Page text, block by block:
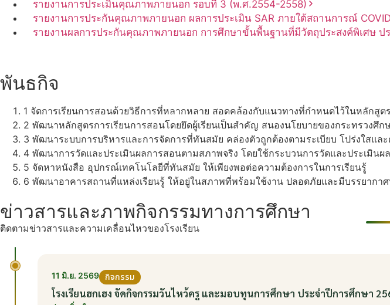
รายงานการประเมินคุณภาพภายนอก รอบ⁠ที่ 3 (พ.ศ.2554-2558)
รายงานการประกันคุณภาพภายนอก ผลการประเมิน SAR ภายใต้สถานการณ์
รายงานผลการประกันคุณภาพภายนอก การศึกษาขั้นพื้นฐานที่มีวัตถุประสงค์พิเศษ ป
พันธกิจ
1 จัดการเรียนการสอนด้วยวิธีการที่หลากหลาย สอดคล้องกับแนวทางที่กำหนดไว้ในหลักสูตร
2 พัฒนาหลักสูตรการเรียนการสอนโดยยึดผู้เรียนเป็นสำคัญ สนองนโยบายของกระทรวง
3 พัฒนาระบบการบริหารและการจัดการที่ทันสมัย คล่องตัวถูกต้องตามระเบียบ โปร่งใสแล
4 พัฒนาการวัดและประเมินผลการสอนตามสภาพจริง โดยใช้กระบวนการวัดและประเมินผ
5 จัดหาหนังสือ อุปกรณ์เทคโนโลยีที่ทันสมัย ให้เพียงพอต่อความต้องการในการเรียนรู้
6 พัฒนาอาคารสถานที่แหล่งเรียนรู้ ให้อยู่ในสภาพที่พร้อมใช้งาน ปลอดภัยและมีบรรยากาศ
ข่าวสารและภาพกิจกรรมทางการศึกษา
ติดตามข่าวสารและความเคลื่อนไหวของโรงเรียน
11 มิ.ย. 2569 กิจกรรม
โรงเรียนฮกเฮง จัดกิจกรรมวันไหว้ครู และมอบทุนการศึกษา ประจำปีการศึกษา